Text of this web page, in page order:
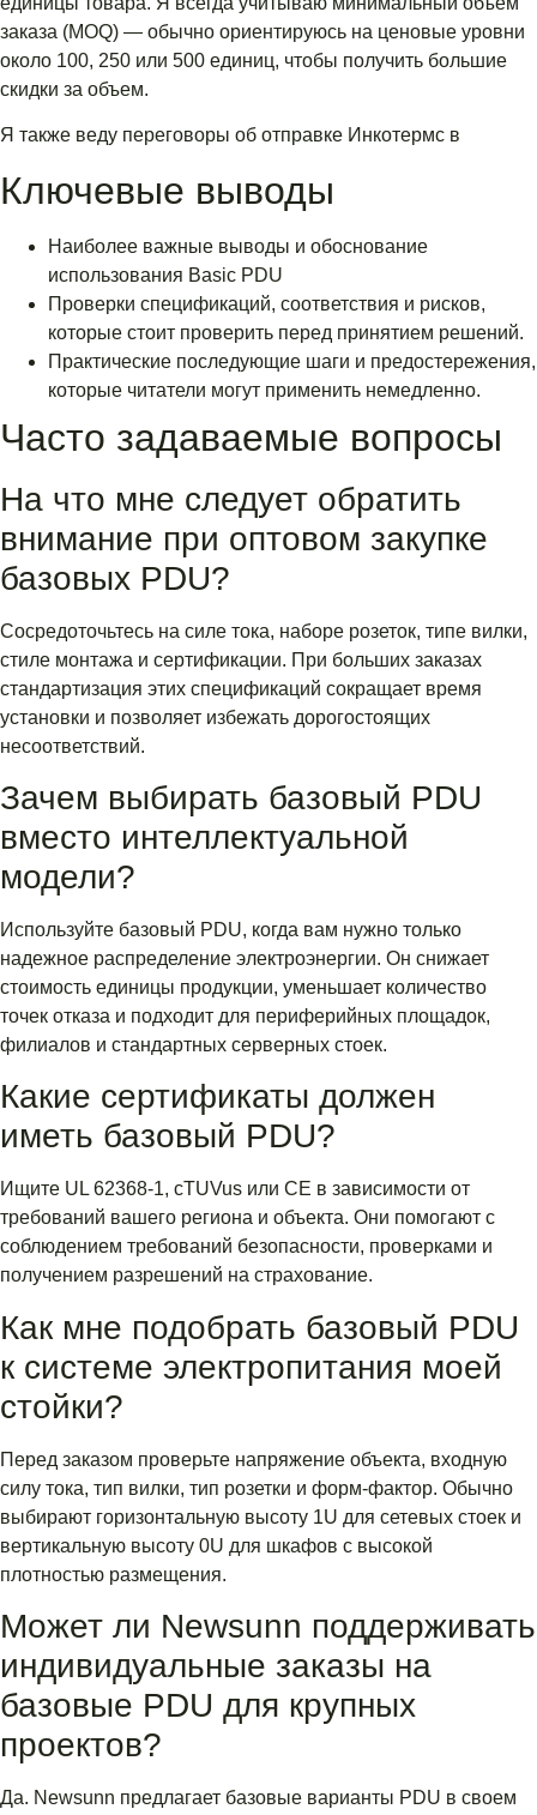
заказа (MOQ) — обычно ориентируюсь на ценовые уровни
около 100, 250 или 500 единиц, чтобы получить большие
скидки за объем.
Я также веду переговоры об отправке Инкотермс в
Ключевые выводы
Наиболее важные выводы и обоснование
использования Basic PDU
Проверки спецификаций, соответствия и рисков,
которые стоит проверить перед принятием решений.
Практические последующие шаги и предостережения,
которые читатели могут применить немедленно.
Часто задаваемые вопросы
На что мне следует обратить
внимание при оптовом закупке
базовых PDU?
Сосредоточьтесь на силе тока, наборе розеток, типе вилки,
стиле монтажа и сертификации. При больших заказах
стандартизация этих спецификаций сокращает время
установки и позволяет избежать дорогостоящих
несоответствий.
Зачем выбирать базовый PDU
вместо интеллектуальной
модели?
Используйте базовый PDU, когда вам нужно только
надежное распределение электроэнергии. Он снижает
стоимость единицы продукции, уменьшает количество
точек отказа и подходит для периферийных площадок,
филиалов и стандартных серверных стоек.
Какие сертификаты должен
иметь базовый PDU?
Ищите UL 62368-1, cTUVus или CE в зависимости от
требований вашего региона и объекта. Они помогают с
соблюдением требований безопасности, проверками и
получением разрешений на страхование.
Как мне подобрать базовый PDU
к системе электропитания моей
стойки?
Перед заказом проверьте напряжение объекта, входную
силу тока, тип вилки, тип розетки и форм-фактор. Обычно
выбирают горизонтальную высоту 1U для сетевых стоек и
вертикальную высоту 0U для шкафов с высокой
плотностью размещения.
Может ли Newsunn поддерживать
индивидуальные заказы на
базовые PDU для крупных
проектов?
Да. Newsunn предлагает базовые варианты PDU в своем